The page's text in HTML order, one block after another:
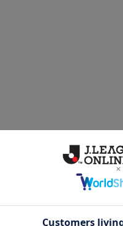
NEW